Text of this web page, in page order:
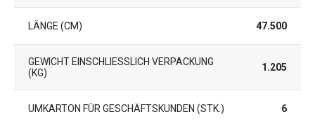
LÄNGE (CM) 47.500
GEWICHT EINSCHLIESSLICH VERPACKUNG (
KG)
1.205
UMKARTON FÜR GESCHÄFTSKUNDEN (STK.) 6